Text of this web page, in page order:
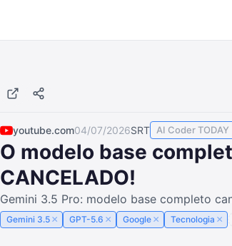
youtube.com04/07/2026SRT AI Coder TODAY
O modelo base
CANCELADO!
Gemini 3.5 Pro: modelo base completo
Gemini 3.5 × GPT-5.6 × Google × Tecnologia ×